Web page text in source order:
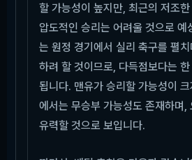
할 가능성이 높지만, 최근의 저조
압도적인 승리는 어려울 것으로 예
는 원정 경기에서 실리 축구를 펼
하려 할 것이므로, 다득점보다는
됩니다. 맨유가 승리할 가능성이
에서는 무승부 가능성도 존재하며,
유력할 것으로 보입니다.